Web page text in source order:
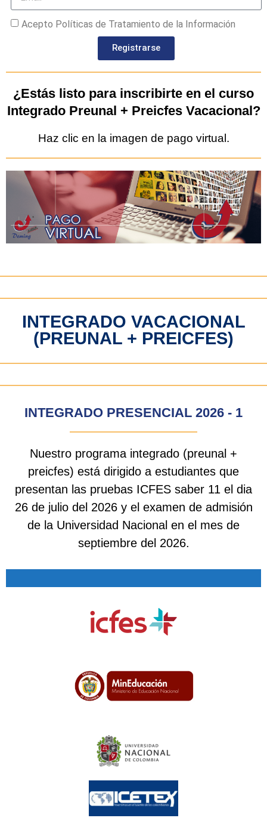
Acepto Políticas de Tratamiento de la Información
Registrarse
¿Estás listo para inscribirte en el curso
Integrado Preunal + Preicfes Vacacional?
Haz clic en la imagen de pago virtual.
INTEGRADO VACACIONAL
(PREUNAL + PREICFES)
INTEGRADO PRESENCIAL 2026 - 1
Nuestro programa integrado (preunal +
preicfes) está dirigido a estudiantes que
presentan las pruebas ICFES saber 11 el dia
26 de julio del 2026 y el examen de admisión
de la Universidad Nacional en el mes de
septiembre del 2026.